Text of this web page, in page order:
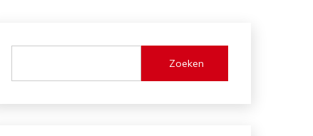
Zoeken